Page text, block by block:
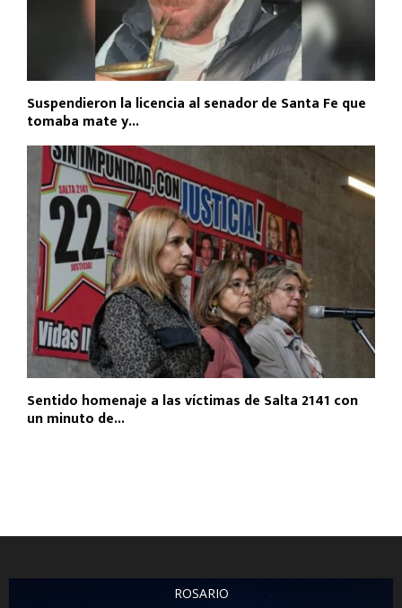
Suspendieron la licencia al senador de Santa Fe que
tomaba mate y...
Sentido homenaje a las víctimas de Salta 2141 con
un minuto de...
ROSARIO